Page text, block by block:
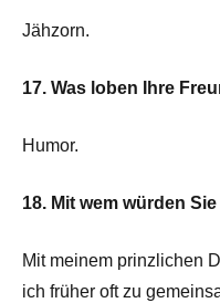
Jähzorn.
17. Was loben Ihre
Humor.
18. Mit wem würden
Mit meinem prinzlichen
ich früher oft zu